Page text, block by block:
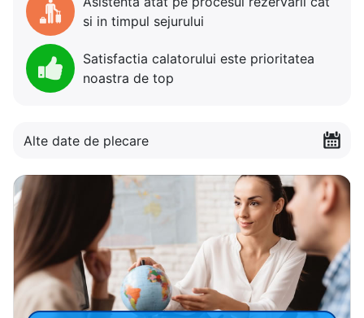
si in timpul sejurului
Satisfactia calatorului este prioritatea
noastra de top
Alte date de plecare